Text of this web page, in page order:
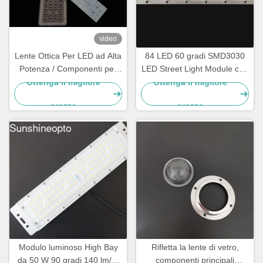
video
Lente Ottica Per LED ad Alta
Potenza / Componenti per
Lampioni Stradali a LED per
Ottenga il migliore
prezzo
84 LED 60 gradi SMD3030
LED Street Light Module con
efficienza di 140lm/w e PC
Ottenga il migliore
prezzo
Modulo luminoso High Bay
da 50 W 90 gradi 140 lm/W
Rifletta la lente di vetro,
componenti principali